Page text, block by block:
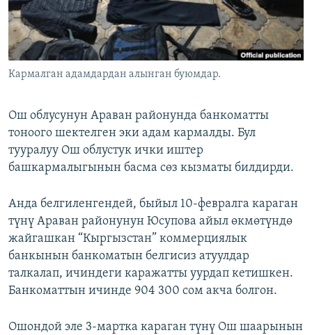
ЭЕ/АРнун бардык сайттары
Кармалган адамдардан алынган буюмдар.
Ош облусунун Араван районунда банкоматты
тоноого шектелген эки адам кармалды. Бул
тууралуу Ош облустук ички иштер
башкармалыгынын басма сөз кызматы билдирди.
Анда белгиленгендей, быйыл 10-февралга караган
түнү Араван районунун Юсупова айыл өкмөтүндө
жайгашкан “Кыргызстан” коммерциялык
банкынын банкоматын белгисиз атуулдар
талкалап, ичиндеги каражатты уурдап кетишкен.
Банкоматтын ичинде 904 300 сом акча болгон.
Ошондой эле 3-мартка караган түнү Ош шаарынын